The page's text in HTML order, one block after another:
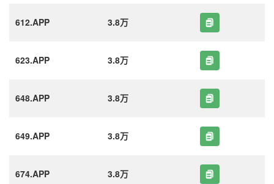
612.APP 3.8万
623.APP 3.8万
648.APP 3.8万
649.APP 3.8万
674.APP 3.8万